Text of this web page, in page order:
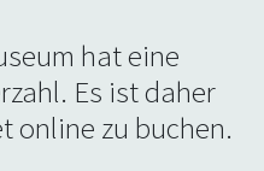
hat eine
Es ist daher
online zu buchen.